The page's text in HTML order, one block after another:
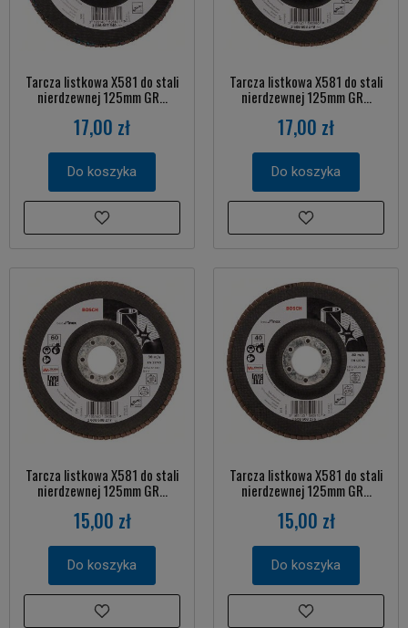
Tarcza listkowa X581 do stali
nierdzewnej 125mm GR...
17,00 zł
Do koszyka
Tarcza listkowa X581 do stali
nierdzewnej 125mm GR...
17,00 zł
Do koszyka
Tarcza listkowa X581 do stali
nierdzewnej 125mm GR...
15,00 zł
Do koszyka
Tarcza listkowa X581 do stali
nierdzewnej 125mm GR...
15,00 zł
Do koszyka